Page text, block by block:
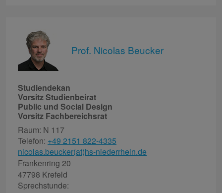
Prof. Nicolas Beucker
Studiendekan
Vorsitz Studienbeirat
Public und Social Design
Vorsitz Fachbereichsrat
Raum: N 117
Telefon: +49 2151 822-4335
nicolas.beucker(at)hs-niederrhein.de
Frankenring 20
47798 Krefeld
Sprechstunde: